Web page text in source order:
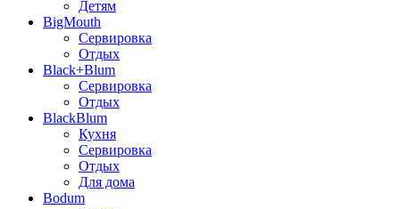
Детям
BigMouth
Сервировка
Отдых
Black+Blum
Сервировка
Отдых
BlackBlum
Кухня
Сервировка
Отдых
Для дома
Bodum